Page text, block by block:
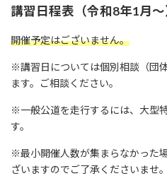
講習日程表（令和8年1月～
開催予定はございません。
※講習日については個別相談（団
ます。ご相談ください。
※一般公道を走行するには、大型
す。
※最小開催人数が集まらなかった
ざいますのでご了承くださいませ。